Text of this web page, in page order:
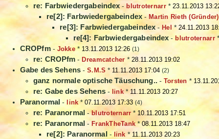
re: Farbwiedergabeindex-blutroternarr* 23.11.2013
re[2]: Farbwiedergabeindex - Martin Rieth (Gründer)
re[3]: Farbwiedergabeindex- Hel*24.11.2013
re[4]: Farbwiedergabeindex - blutroternarr
CROPfm- Jokke* 13.11.2013 12:26 (1)
re: CROPfm - Dreamcatcher * 28.11.2013 19:02
Gabe des Sehens -S.M.S * 11.11.2013 17:04 (2)
ganz normale optische Täuschung..- Torsten *
re: Gabe des Sehens- link* 11.11.2013 20:27
Paranormal - link *07.11.2013 17:33 (4)
re: Paranormal-blutroternarr * 10.11.2013 17:51
re: Paranormal - FrankTheTank*08.11.2013 18:47
re[2]: Paranormal -link * 11.11.2013 20:23